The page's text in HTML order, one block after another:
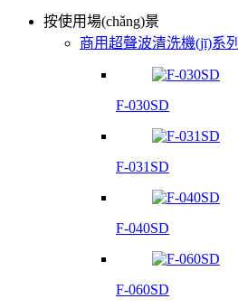
按使用場(chǎng)景
商用超聲波清洗機(jī)系列
F-030SD
F-031SD
F-040SD
F-060SD